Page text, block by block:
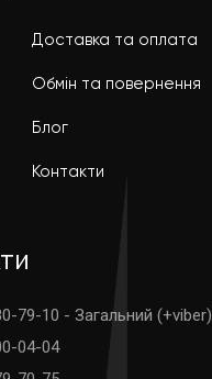
Доставка та оплата
Обмін та повернення
Блог
Контакти
79-10 - Загальний (+viber)
04-04